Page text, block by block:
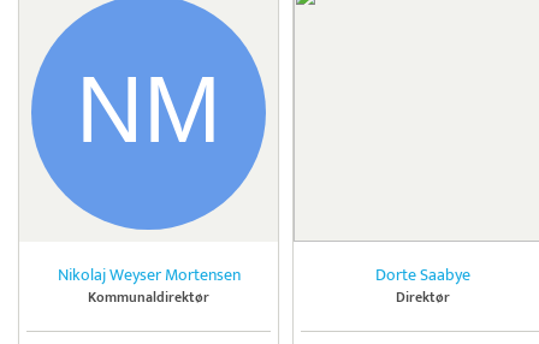
Nikolaj Weyser Mortensen
Kommunaldirektør
Dorte Saabye
Direktør